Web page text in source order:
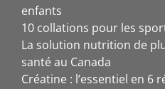
enfants
10 collations pour les
La solution nutrition de
santé au Canada
Créatine : l’essentiel en 6